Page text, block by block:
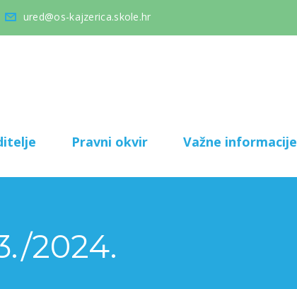
ured@os-kajzerica.skole.hr
Pravni okvir Važne informacije
2024.